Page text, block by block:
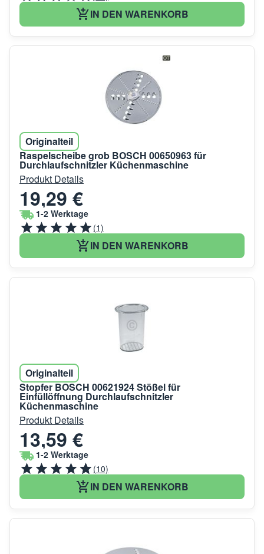
IN DEN WARENKORB
Originalteil
Raspelscheibe grob BOSCH 00650963 für
Durchlaufschnitzler Küchenmaschine
Produkt Details
19,29 €
1-2 Werktage
(1)
IN DEN WARENKORB
Originalteil
Stopfer BOSCH 00621924 Stößel für
Einfüllöffnung Durchlaufschnitzler
Küchenmaschine
Produkt Details
13,59 €
1-2 Werktage
(10)
IN DEN WARENKORB